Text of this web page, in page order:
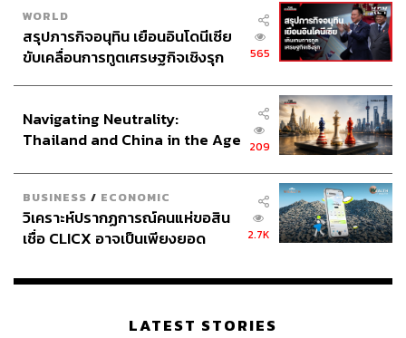
WORLD
สรุปภารกิจอนุทิน เยือนอินโดนีเซีย
ขับเคลื่อนการทูตเศรษฐกิจเชิงรุก
565
Navigating Neutrality:
Thailand and China in the Age
209
BUSINESS / ECONOMIC
วิเคราะห์ปรากฏการณ์คนแห่ขอสิน
เชื่อ CLICX อาจเป็นเพียงยอด
เรือนไทยที่ถูกซุกไว้
2.7K
LATEST STORIES